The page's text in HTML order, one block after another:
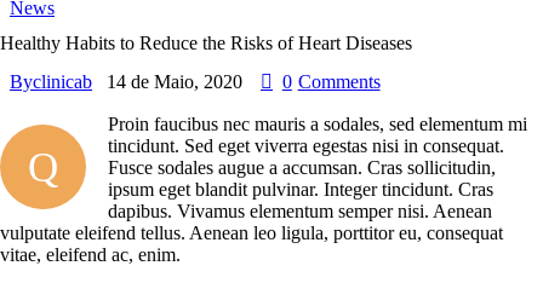
News
Healthy Habits to Reduce the Risks of Heart Diseases
Byclinicab 14 de Maio, 2020 0 Comments
Q
Proin faucibus nec mauris a sodales, sed elementum mi
tincidunt. Sed eget viverra egestas nisi in consequat.
Fusce sodales augue a accumsan. Cras sollicitudin,
ipsum eget blandit pulvinar. Integer tincidunt. Cras
dapibus. Vivamus elementum semper nisi. Aenean
vulputate eleifend tellus. Aenean leo ligula, porttitor eu, consequat
vitae, eleifend ac, enim.